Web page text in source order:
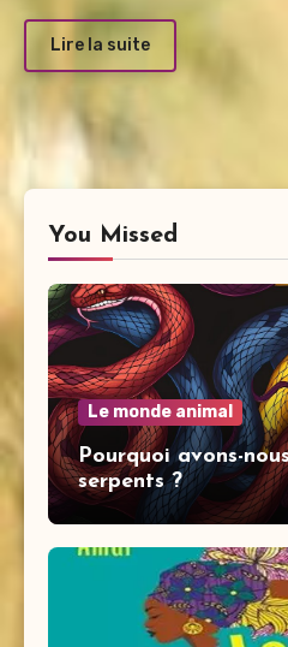
Lire la suite
You Missed
Le monde animal
Pourquoi avons-
serpents ?